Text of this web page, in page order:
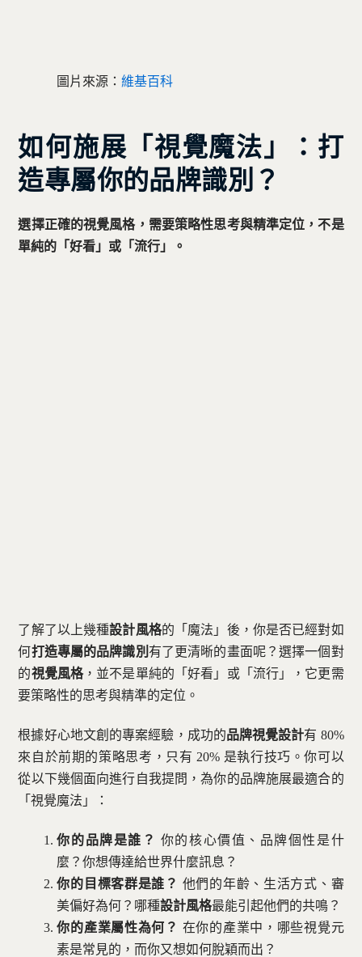
圖片來源：維基百科
如何施展「視覺魔法」：打
造專屬你的品牌識別？
選擇正確的視覺風格，需要策略性思考與精準定位，不是
單純的「好看」或「流行」。
了解了以上幾種設計風格的「魔法」後，你是否已經對如
何打造專屬的品牌識別 有了更清晰的畫面呢？選擇一個對
的視覺風格，並不是單純的「好看」或「流行」，它更需
要策略性的思考與精準的定位。
根據好心地文創的專案經驗，成功的品牌視覺設計有 80%
來自於前期的策略思考，只有 20% 是執行技巧。你可以
從以下幾個面向進行自我提問，為你的品牌施展最適合的
「視覺魔法」：
你的品牌是誰？ 你的核心價值、品牌個性是什
麼？你想傳達給世界什麼訊息？
你的目標客群是誰？ 他們的年齡、生活方式、審
美偏好為何？哪種設計風格最能引起他們的共鳴？
你的產業屬性為何？ 在你的產業中，哪些視覺元
素是常見的，而你又想如何脫穎而出？